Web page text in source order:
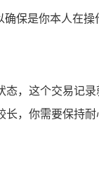
保是你本人在
，这个交易记
，你需要保持